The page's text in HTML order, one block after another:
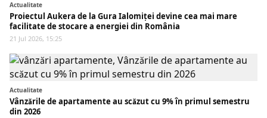
Actualitate
Proiectul Aukera de la Gura Ialomiței devine cea mai mare
facilitate de stocare a energiei din România
21 Jul 2026, 15:25
Actualitate
Vânzările de apartamente au scăzut cu 9% în primul semestru
din 2026